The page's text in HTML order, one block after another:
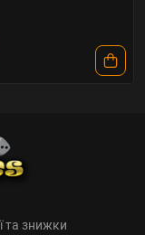
та знижки